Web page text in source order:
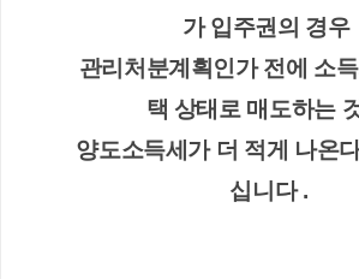
가 입주권의 경우
관리처분계획인가 전에 소
택 상태로 매도하는
양도소득세가 더 적게 나온
십니다 .